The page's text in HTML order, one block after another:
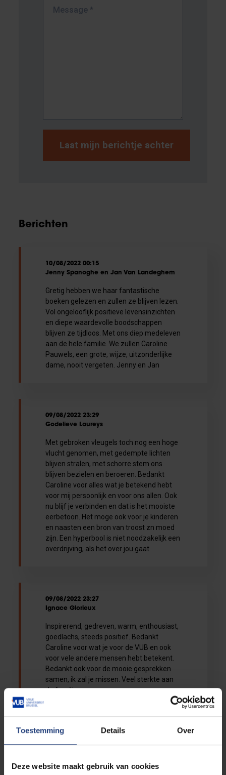
Toestemming Details Over
Deze website maakt gebruik van cookies
Message *
Berichten
10/08/2022 00:15
Jenny Spanoghe en Jan Van Landeghem
Gretig hebben we haar fantastische
boeken gelezen en zullen ze blijven lezen.
Vol ongelooflijk positieve levensinzichten
en diepe waardevolle boodschappen
blijven ze tijdloos. Met ons diep medeleven
aan de hele familie. We zullen Caroline
Pauwels, een grote, wijze, uitzonderlijke
dame, nooit vergeten. Jenny en Jan
09/08/2022 23:29
Godelieve Laureys
Met gebroken vleugels toch nog een hoge
vlucht genomen, met gedempte lichten
blijven stralen, met schorre stem ons
blijven bezielen en beroeren. Bedankt
Caroline voor alles wat je betekend hebt
voor mij persoonlijk en voor ons allen. Ook
nu blijf je verbinden en dat is het mooiste
eerbetoon. Het moge ook voor je kinderen
en naasten een bron van troost zn moed
zijn. Een hyperbool is niet noodzakelijk een
overdrijving, als het over jou gaat.
09/08/2022 23:27
Ignace Glorieux
Inspirerend, gedreven, warm, enthousiast,
goedlachs, steeds positief. Bedankt
Caroline voor wat je voor de VUB en ook
voor vele andere mensen hebt betekent.
Bedankt ook voor de mooie gesprekken
samen, ik zal je missen. Veel sterkte aan
de familie.
Ontzettend veel dank voor je impact - op